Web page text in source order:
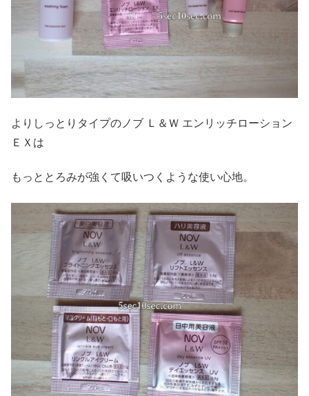
よりしっとりタイプのノブ Ｌ＆Ｗ エンリッチローション
ＥＸは
もっととろみが強くて吸いつくような使い心地。